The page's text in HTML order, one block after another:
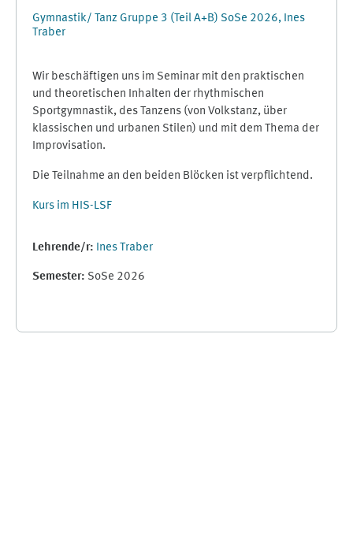
Gymnastik/ Tanz Gruppe 3 (Teil A+B) SoSe 2026, Ines
Traber
Wir beschäftigen uns im Seminar mit den praktischen
und theoretischen Inhalten der rhythmischen
Sportgymnastik, des Tanzens (von Volkstanz, über
klassischen und urbanen Stilen) und mit dem Thema der
Improvisation.
Die Teilnahme an den beiden Blöcken ist verpflichtend.
Kurs im HIS-LSF
Lehrende/r: Ines Traber
Semester: SoSe 2026